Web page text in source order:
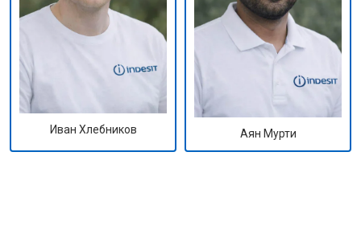
Иван Хлебников Аян Мурти